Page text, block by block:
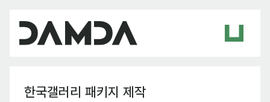
한국갤러리 패키지 제작